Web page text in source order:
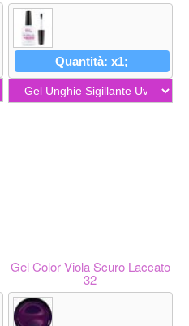
Quantità: x1;
Gel Color Viola Scuro Laccato
32